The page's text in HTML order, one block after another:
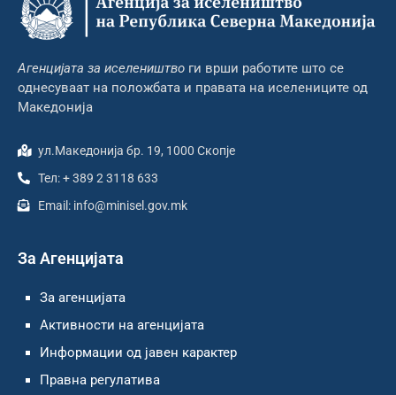
Агенцијата за иселеништво ги врши работите што се
однесуваат на положбата и правата на иселениците од
Македонија
ул.Македонија бр. 19, 1000 Скопје
Тел: + 389 2 3118 633
Email: info@minisel.gov.mk
За Агенцијата
За агенцијата
Активности на агенцијата
Информации од јавен карактер
Правна регулатива